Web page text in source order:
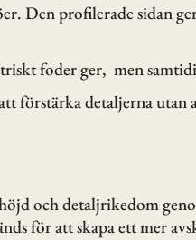
Den profilerade sidan
foder ger, men
förstärka detaljerna utan
och detaljrikedom
för att skapa ett mer